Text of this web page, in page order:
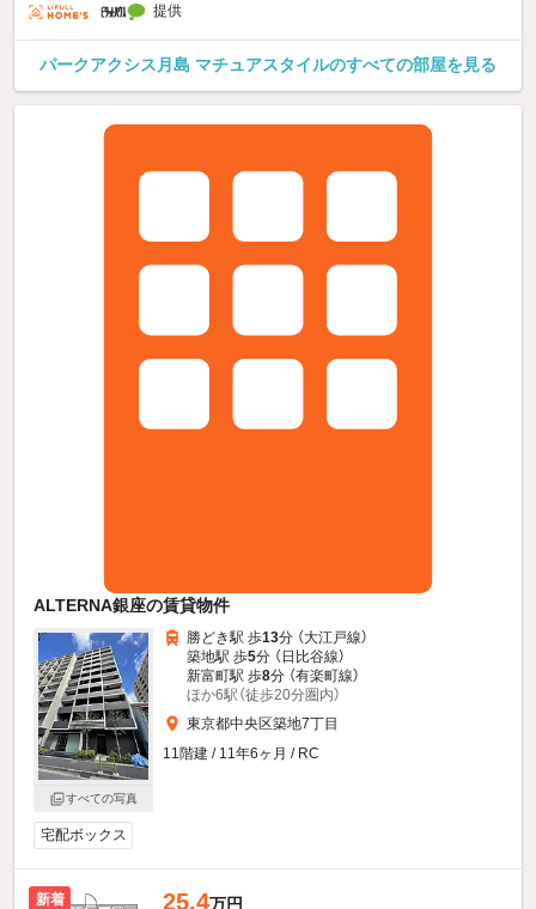
提供
パークアクシス月島 マチュアスタイルのすべての部屋を見る
ALTERNA銀座の賃貸物件
すべての写真
勝どき駅 歩13分 （大江戸線）
築地駅 歩5分 （日比谷線）
新富町駅 歩8分 （有楽町線）
ほか6駅（徒歩20分圏内）
東京都中央区築地7丁目
11階建 / 11年6ヶ月 / RC
宅配ボックス
新着 25.4万円